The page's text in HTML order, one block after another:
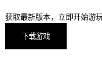
获取最新版本，立即开始游玩
下载游戏